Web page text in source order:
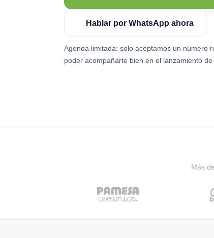
Hablar por WhatsApp ahora
Agenda limitada: solo aceptamos un número
poder acompañarte bien en el lanzamiento de
Más